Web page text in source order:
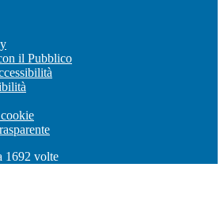
il Pubblico
1692 volte